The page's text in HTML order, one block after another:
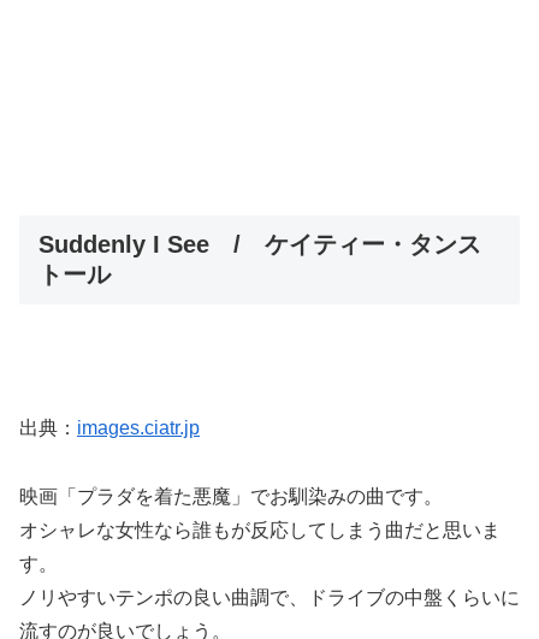
Suddenly I See / ケイティー・タンス
トール
出典： images.ciatr.jp
映画「プラダを着た悪魔」でお馴染みの曲です。
オシャレな女性なら誰もが反応してしまう曲だと思いま
す。
ノリやすいテンポの良い曲調で、ドライブの中盤くらいに
流すのが良いでしょう。